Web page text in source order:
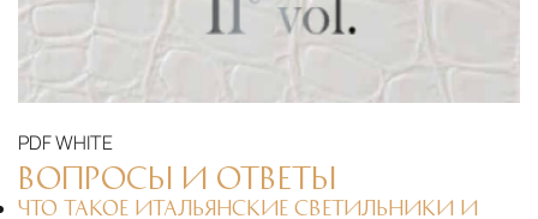
PDFWHITE
ВОПРОСЫ И ОТВЕТЫ
ЧТО ТАКОЕ ИТАЛЬЯНСКИЕ СВЕТИЛЬНИКИ И